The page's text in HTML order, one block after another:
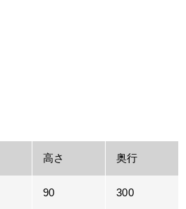
高さ 奥行
90 300